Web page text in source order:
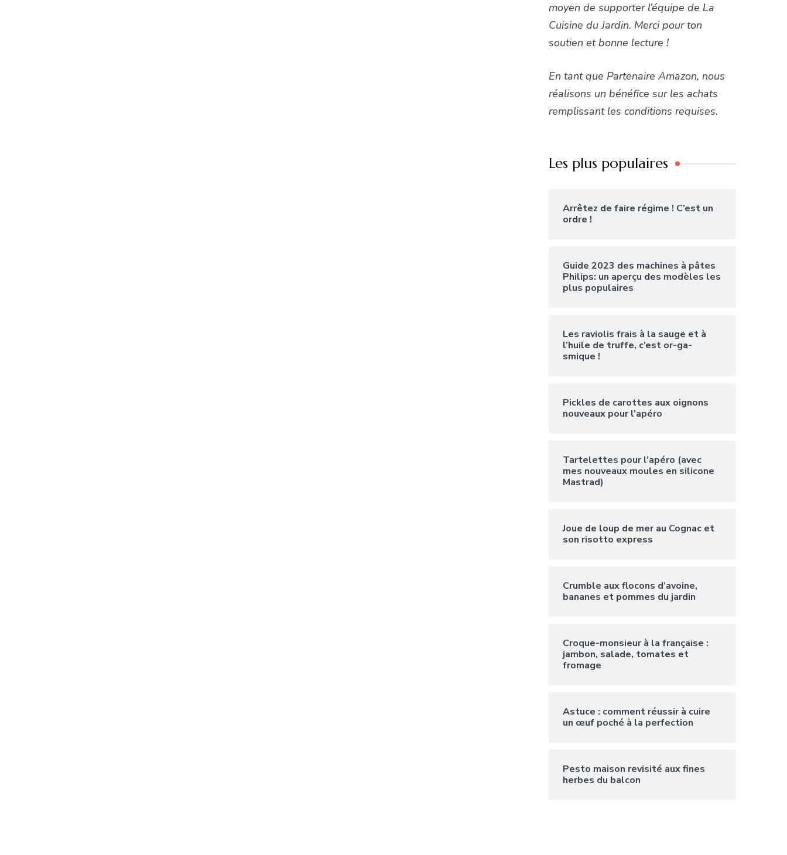
moyen de supporter l’équipe de La
Cuisine du Jardin. Merci pour ton
soutien et bonne lecture !
En tant que Partenaire Amazon, nous
réalisons un bénéfice sur les achats
remplissant les conditions requises.
Les plus populaires
Arrêtez de faire régime ! C’est un
ordre !
Guide 2023 des machines à pâtes
Philips: un aperçu des modèles les
plus populaires
Les raviolis frais à la sauge et à
l’huile de truffe, c’est or-ga-
smique !
Pickles de carottes aux oignons
nouveaux pour l’apéro
Tartelettes pour l’apéro (avec
mes nouveaux moules en silicone
Mastrad)
Joue de loup de mer au Cognac et
son risotto express
Crumble aux flocons d’avoine,
bananes et pommes du jardin
Croque-monsieur à la française :
jambon, salade, tomates et
fromage
Astuce : comment réussir à cuire
un œuf poché à la perfection
Pesto maison revisité aux fines
herbes du balcon